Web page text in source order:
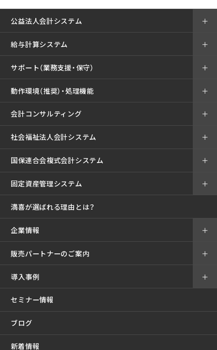
公益法人会計システム ＋
給与計算システム ＋
サポート（業務支援・保守） ＋
動作環境（推奨）・処理機能 ＋
会計コンサルティング ＋
社会福祉法人会計システム ＋
国保連合会複式会計システム ＋
固定資産管理システム ＋
満喜が選ばれる理由とは？
企業情報 ＋
販売パートナーのご案内 ＋
導入事例
セミナー情報
＋
ブログ
新着情報